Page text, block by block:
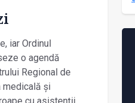
iar Ordinul
o agendă
Regional de
medicală și